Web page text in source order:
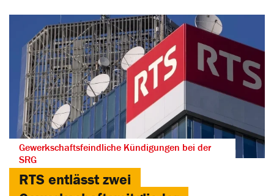
Gewerkschaftsfeindliche Kündigungen bei der
SRG
RTS entlässt zwei